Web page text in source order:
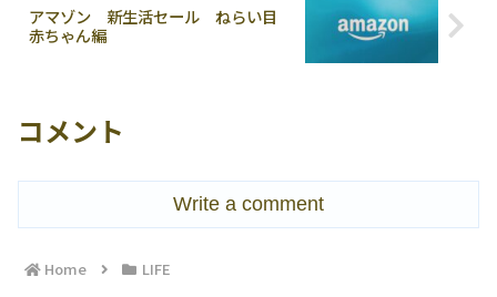
アマゾン 新生活セール ねらい目
赤ちゃん編
コメント
Write a comment
Home LIFE